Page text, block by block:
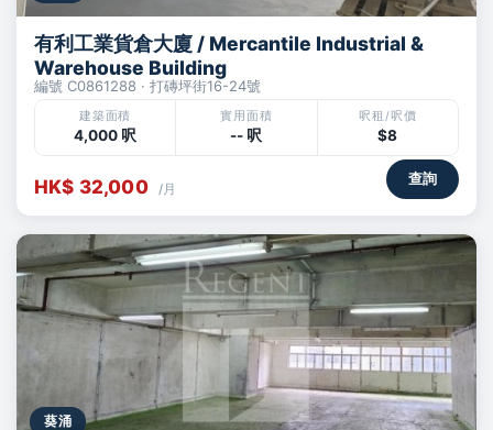
有利工業貨倉大廈 / Mercantile Industrial &
Warehouse Building
編號 C0861288 · 打磚坪街16-24號
建築面積
4,000 呎
實用面積
-- 呎
呎租/呎價
$8
HK$ 32,000 /月
查詢
葵涌